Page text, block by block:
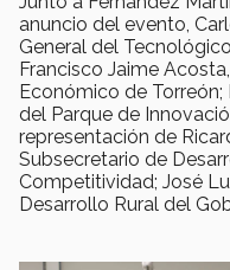
anuncio del evento,
General del
Francisco Jaime
Económico de
del Parque de
representación de
Subsecretario de
Competitividad; José
Desarrollo Rural del